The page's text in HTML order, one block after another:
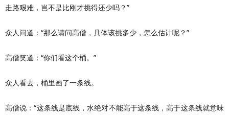
走路艰难，岂不是比刚才挑得还少吗？”
众人问道：“那么请问高僧，具体该挑多少，怎么估计呢？”
高僧笑道：“你们看这个桶。”
众人看去，桶里画了一条线。
高僧说：“这条线是底线，水绝对不能高于这条线，高于这条线就意味